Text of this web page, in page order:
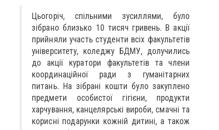
Цьогоріч, спільними зусиллями, було
зібрано близько 10 тисяч гривень. В акції
прийняли участь студенти всіх факультетів
університету, коледжу БДМУ, долучились
до акції куратори факультетів та члени
координаційної ради з гуманітарних
питань. На зібрані кошти було закуплено
предмети особистої гігієни, продукти
харчування, канцелярські вироби, смачні та
корисні подарунки кожній дитині, а також